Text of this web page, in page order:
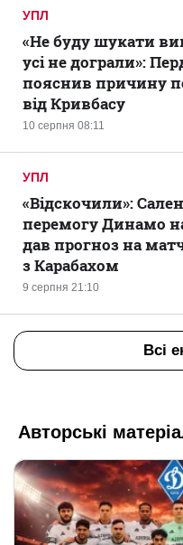
УПЛ
10 серпня 08:11
«Не буду шукати
усі не дограли»:
пояснив причину
від Кривбасу
УПЛ
9 серпня 21:10
«Відскочили»:
перемогу Динамо
дав прогноз на
з Карабахом
Всі
Авторські